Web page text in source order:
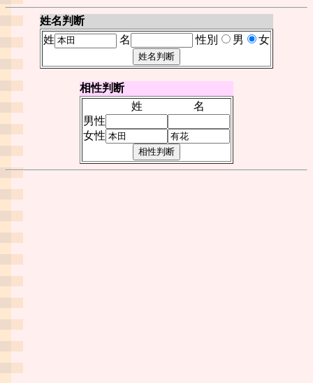
姓名判断
姓
名 性別 男 女
相性判断
姓
名
男性
女性